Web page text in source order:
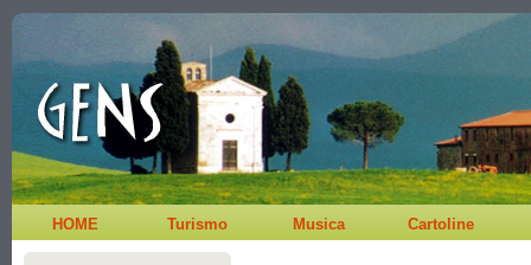
HOME Turismo Musica Cartoline